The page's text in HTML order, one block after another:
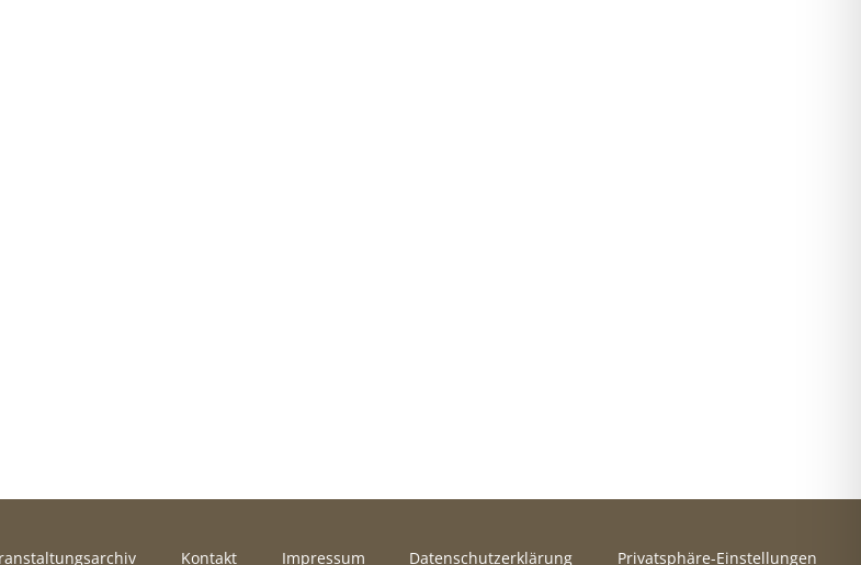
Kontakt Impressum Datenschutzerklärung
Privatsphäre-Einstellungen